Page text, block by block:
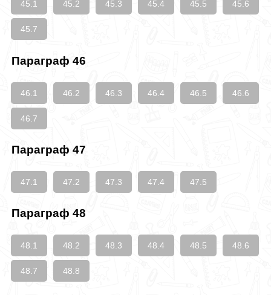
45.1 45.2 45.3 45.4 45.5 45.6
45.7
Параграф 46
46.1 46.2 46.3 46.4 46.5 46.6
46.7
Параграф 47
47.1 47.2 47.3 47.4 47.5
Параграф 48
48.1 48.2 48.3 48.4 48.5 48.6
48.7 48.8